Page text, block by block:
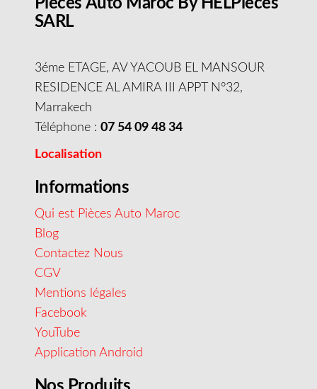
SARL
3éme ETAGE, AV YACOUB EL MANSOUR
RESIDENCE AL AMIRA III APPT N°32,
Marrakech
Téléphone : 07 54 09 48 34
Localisation
Informations
Qui est Pièces Auto Maroc
Blog
Contactez Nous
CGV
Mentions légales
Facebook
YouTube
Application Android